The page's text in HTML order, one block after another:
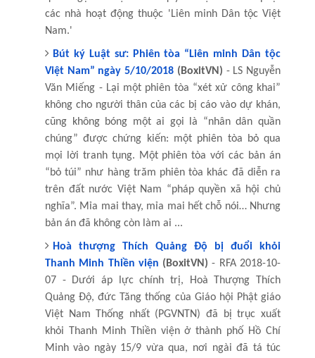
các nhà hoạt động thuộc 'Liên minh Dân tộc Việt
Nam.'
Bút ký Luật sư: Phiên tòa “Liên minh Dân tộc
Việt Nam” ngày 5/10/2018 (BoxitVN) - LS Nguyễn
Văn Miếng - Lại một phiên tòa “xét xử công khai”
không cho người thân của các bị cáo vào dự khán,
cũng không bóng một ai gọi là “nhân dân quần
chúng” được chứng kiến: một phiên tòa bỏ qua
mọi lời tranh tụng. Một phiên tòa với các bản án
“bỏ túi” như hàng trăm phiên tòa khác đã diễn ra
trên đất nước Việt Nam “pháp quyền xã hội chủ
nghĩa”. Mỉa mai thay, mỉa mai hết chỗ nói… Nhưng
bản án đã không còn làm ai ...
Hoà thượng Thích Quảng Độ bị đuổi khỏi
Thanh Minh Thiền viện (BoxitVN) - RFA 2018-10-
07 - Dưới áp lực chính trị, Hoà Thượng Thích
Quảng Độ, đức Tăng thống của Giáo hội Phật giáo
Việt Nam Thống nhất (PGVNTN) đã bị trục xuất
khỏi Thanh Minh Thiền viện ở thành phố Hồ Chí
Minh vào ngày 15/9 vừa qua, nơi ngài đã tá túc